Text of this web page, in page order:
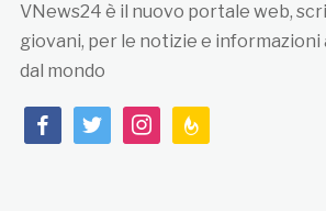
VNews24 è il nuovo portale web,
giovani, per le notizie e informazioni
dal mondo
facebooktwitterinstagramfeedburner